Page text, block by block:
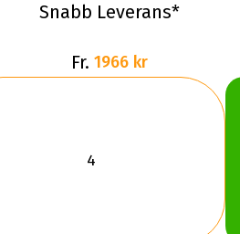
Snabb Leverans*
Fr. 1966 kr